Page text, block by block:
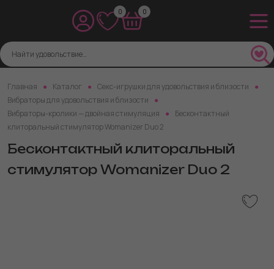
0 0
Главная Каталог
Секс-игрушки для удовольствия и близости
Вибраторы для удовольствия и близости
Вибраторы-кролики — двойная стимуляция
Бесконтактный
клиторальный стимулятор Womanizer Duo 2
Бесконтактный клиторальный
стимулятор Womanizer Duo 2